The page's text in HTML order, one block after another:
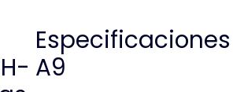
A9